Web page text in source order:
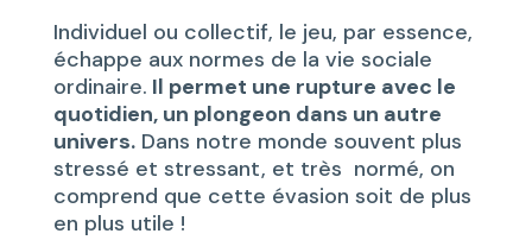
Individuel ou collectif, le jeu, par essence,
échappe aux normes de la vie sociale
ordinaire. Il permet une rupture avec le
quotidien, un plongeon dans un autre
univers.Dans notre monde souvent plus
stressé et stressant, et très normé, on
comprend que cette évasion soit de plus
en plus utile !